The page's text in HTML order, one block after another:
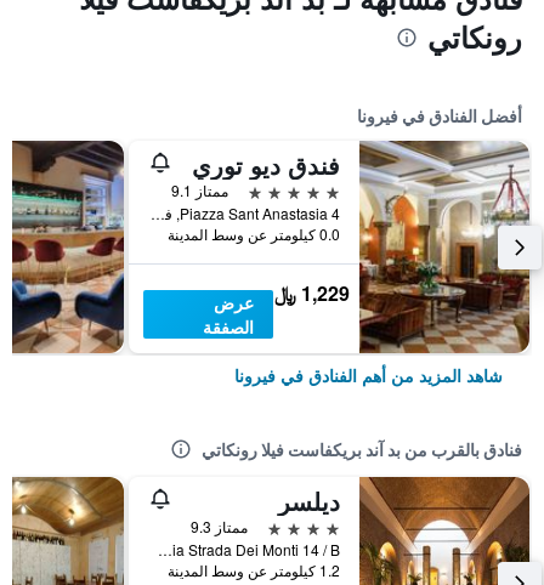
رونكاتي
أفضل الفنادق في فيرونا
فندق ديو توري
5 نجوم
ممتاز 9.1
Piazza Sant Anastasia 4, فيرونا, فينيتو, إيطاليا
0.0 كيلومتر عن وسط المدينة
1,229 ﷼
عرض
الصفقة
شاهد المزيد من أهم الفنادق في فيرونا
فنادق بالقرب من بد آند بريكفاست فيلا رونكاتي
ديلسر
4 نجوم
ممتاز 9.3
Via Strada Dei Monti 14 / B, فيرونا, فينيتو, إيطاليا
1.2 كيلومتر عن وسط المدينة